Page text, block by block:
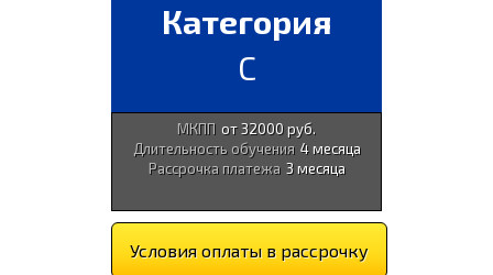
Категория
С
МКПП от 32000 руб.
Длительность обучения 4 месяца
Рассрочка платежа 3 месяца
Условия оплаты в рассрочку